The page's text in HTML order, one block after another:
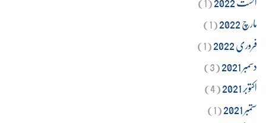
مارچ 2022
(1)
فروری 2022
(1)
دسمبر 2021
(3)
اکتوبر 2021
(4)
ستمبر 2021
(1)